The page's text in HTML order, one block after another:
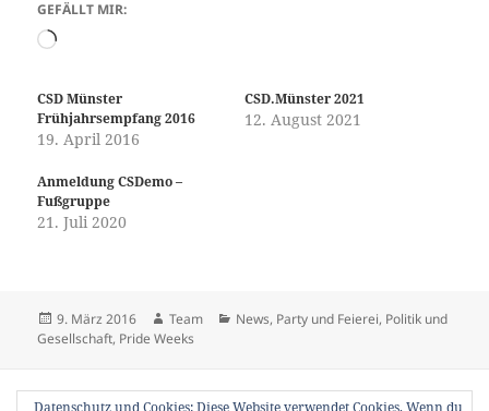
GEFÄLLT MIR:
Wird
CSD Münster
Frühjahrsempfang 2016
19. April 2016
CSD.Münster 2021
12. August 2021
Anmeldung CSDemo –
Fußgruppe
21. Juli 2020
Veröffentlicht
am
9. März 2016 Autor
Team Kategorien
News, Party und Feierei, Politik und
Gesellschaft, Pride Weeks
VORHERIGER
Datenschutz und Cookies: Diese Website verwendet Cookies. Wenn du